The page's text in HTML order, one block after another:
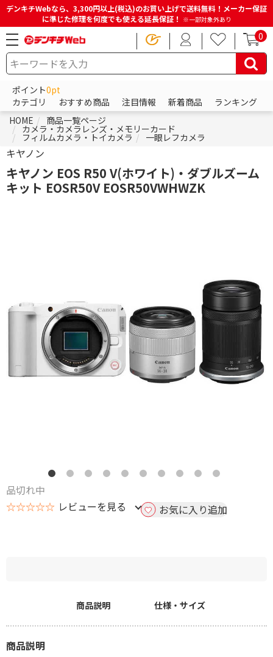
デンキチWebなら、3,300円以上(税込)のお買い上げで送料無料！メーカー保証
に準じた修理を何度でも使える延長保証！ ※一部対象外あり
0
ポイント0pt
カテゴリ
おすすめ商品 注目情報 新着商品
ランキング
HOME
商品一覧ページ
カメラ・カメラレンズ・メモリーカード
フィルムカメラ・トイカメラ 一眼レフカメラ
キヤノン
キヤノン EOS R50 V(ホワイト)・ダブルズーム
キット EOSR50V EOSR50VWHWZK
品切れ中
☆☆☆☆☆ レビューを見る お気に入り追加
商品説明 仕様・サイズ
商品説明